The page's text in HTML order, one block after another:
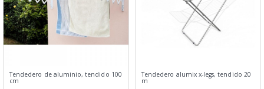
Tendedero de aluminio, tendido 100
cm
Tendedero alumix x-legs, tendido 20
m